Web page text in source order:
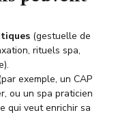
(gestuelle de
rituels spa,
exemple, un CAP
ou un spa praticien
qui veut enrichir sa